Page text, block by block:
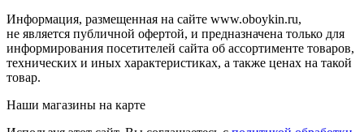
Информация, размещенная на сайте www.oboykin.ru,
не является публичной офертой, и предназначена только для
информирования посетителей сайта об ассортименте товаров,
технических и иных характеристиках, а также ценах на такой
товар.
Наши магазины на карте